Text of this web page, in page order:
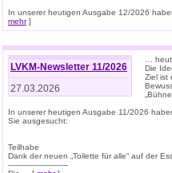
In unserer heutigen Ausgabe 12/2026
mehr]
LVKM-Newsletter 11/2026
27.03.2026
…
Die
Ziel ist
In unserer heutigen Ausgabe 11/2026
Sie ausgesucht:
Teilhabe
Dank der neuen „Toilette für alle“ auf der
-------------------------